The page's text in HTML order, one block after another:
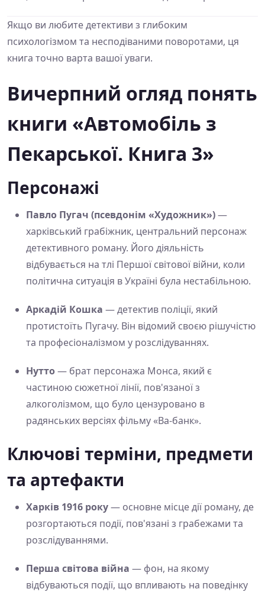
Якщо ви любите детективи з глибоким
психологізмом та несподіваними поворотами, ця
книга точно варта вашої уваги.
Вичерпний огляд понять
книги «Автомобіль з
Пекарської. Книга 3»
Персонажі
Павло Пугач (псевдонім «Художник»)—
харківський грабіжник, центральний персонаж
детективного роману. Його діяльність
відбувається на тлі Першої світової війни, коли
політична ситуація в Україні була нестабільною.
Аркадій Кошка — детектив поліції, який
протистоїть Пугачу. Він відомий своєю рішучістю
та професіоналізмом у розслідуваннях.
Нутто— брат персонажа Монса, який є
частиною сюжетної лінії, пов'язаної з
алкоголізмом, що було цензуровано в
радянських версіях фільму «Ва-банк».
Ключові терміни, предмети
та артефакти
Харків 1916 року— основне місце дії роману, де
розгортаються події, пов'язані з грабежами та
розслідуваннями.
Перша світова війна — фон, на якому
відбуваються події, що впливають на поведінку